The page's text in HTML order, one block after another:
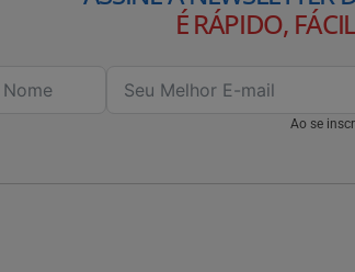
É RÁPIDO,
Ao se